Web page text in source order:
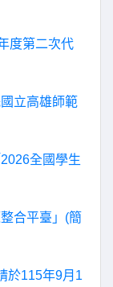
度第二次代
立高雄師範
全國學生
合平臺」(簡
於115年9月1